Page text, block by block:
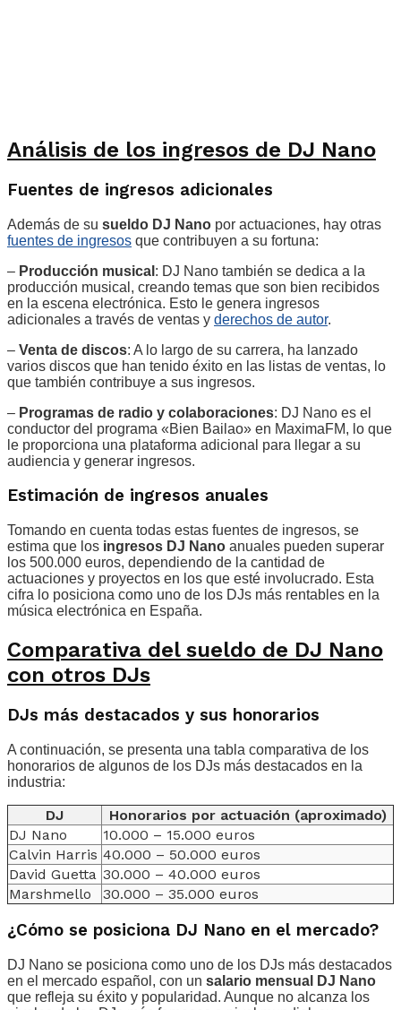
Análisis de los ingresos de DJ Nano
Fuentes de ingresos adicionales
Además de su sueldo DJ Nano por actuaciones, hay otras
fuentes de ingresos que contribuyen a su fortuna:
– Producción musical : DJ Nano también se dedica a la
producción musical, creando temas que son bien recibidos
en la escena electrónica. Esto le genera ingresos
adicionales a través de ventas y derechos de autor.
– Venta de discos: A lo largo de su carrera, ha lanzado
varios discos que han tenido éxito en las listas de ventas, lo
que también contribuye a sus ingresos.
– Programas de radio y colaboraciones: DJ Nano es el
conductor del programa «Bien Bailao» en MaximaFM, lo que
le proporciona una plataforma adicional para llegar a su
audiencia y generar ingresos.
Estimación de ingresos anuales
Tomando en cuenta todas estas fuentes de ingresos, se
estima que los ingresos DJ Nano anuales pueden superar
los 500.000 euros, dependiendo de la cantidad de
actuaciones y proyectos en los que esté involucrado. Esta
cifra lo posiciona como uno de los DJs más rentables en la
música electrónica en España.
Comparativa del sueldo de DJ Nano
con otros DJs
DJs más destacados y sus honorarios
A continuación, se presenta una tabla comparativa de los
honorarios de algunos de los DJs más destacados en la
industria:
DJ
Honorarios por actuación (aproximado)
DJ Nano
10.000 – 15.000 euros
Calvin Harris 40.000 – 50.000 euros
David Guetta 30.000 – 40.000 euros
Marshmello
30.000 – 35.000 euros
¿Cómo se posiciona DJ Nano en el mercado?
DJ Nano se posiciona como uno de los DJs más destacados
en el mercado español, con un salario mensual DJ Nano
que refleja su éxito y popularidad. Aunque no alcanza los